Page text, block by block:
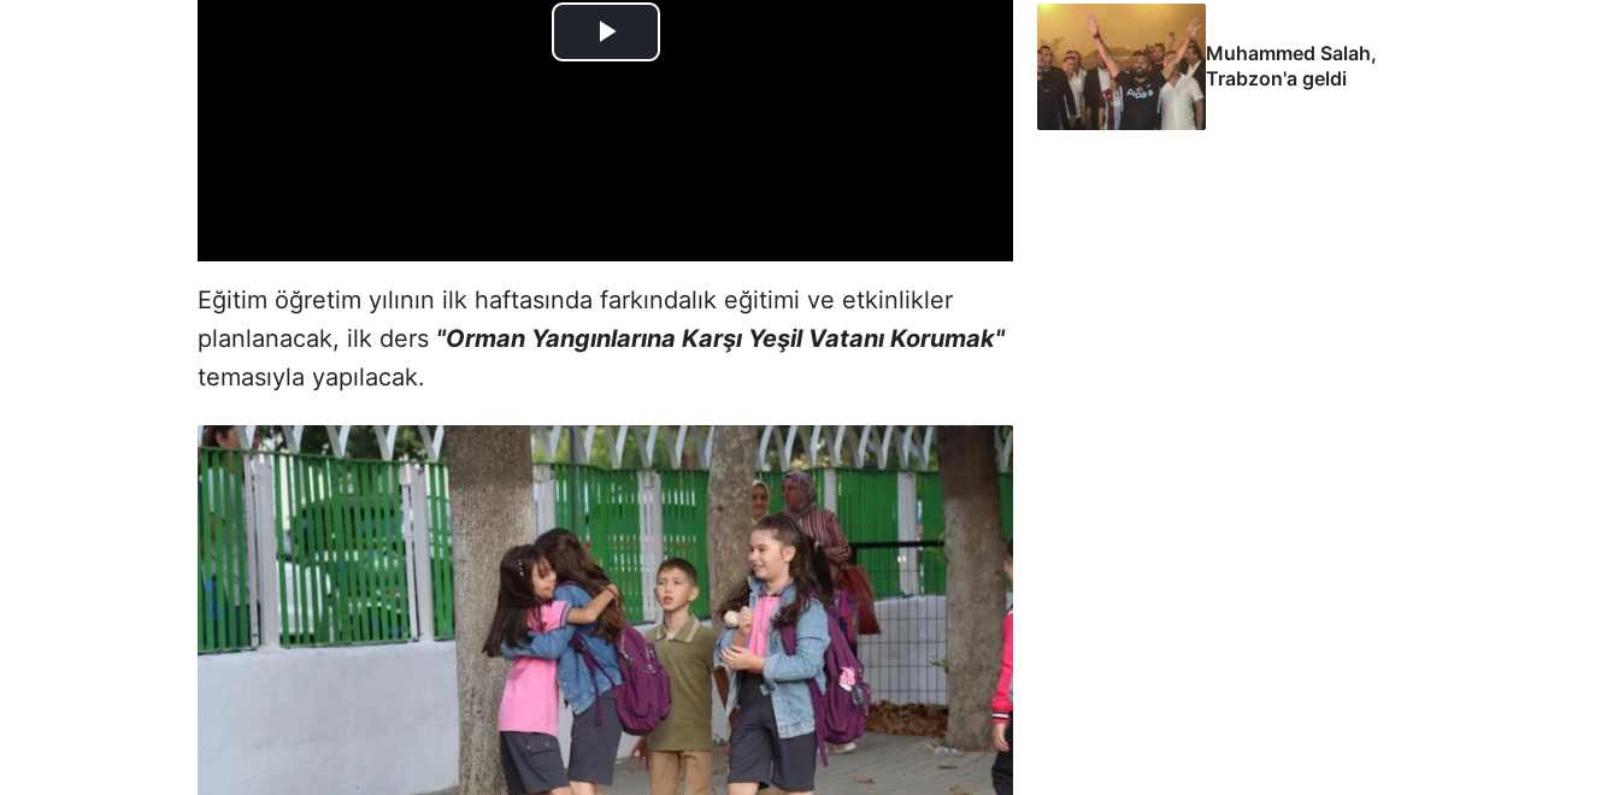
Eğitim öğretim yılının ilk haftasında farkındalık eğitimi ve etkinlikler
planlanacak, ilk ders "Orman Yangınlarına Karşı Yeşil Vatanı Korumak"
temasıyla yapılacak.
Muhammed Salah,
Trabzon'a geldi